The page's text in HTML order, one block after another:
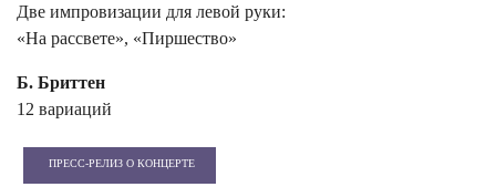
Две импровизации для левой руки:
«На рассвете», «Пиршество»
Б. Бриттен
12 вариаций
ПРЕСС-РЕЛИЗ О КОНЦЕРТЕ